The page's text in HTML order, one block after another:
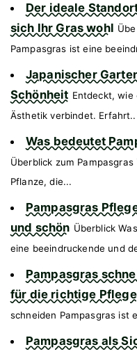
Der ideale
sich Ihr Gras wohl
Pampasgras ist eine
Japanischer
Schönheit Entdeckt, wie
Ästhetik verbindet.
Was bedeutet
Überblick zum
Pflanze, die...
Pampasgras
und schön Überblick
eine beeindruckende und
Pampasgras
für die richtige Pflege
schneiden Pampasgras ist
Pampasgras als